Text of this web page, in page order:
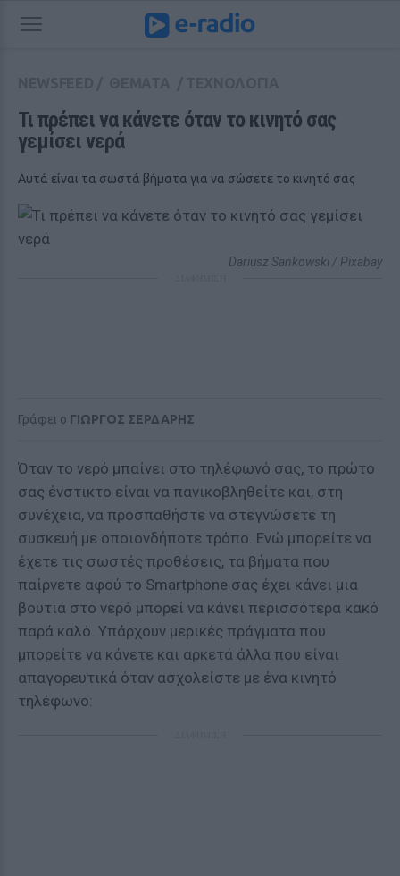
Τι πρέπει να κάνετε όταν το κινητό σας
γεμίσει νερά
Αυτά είναι τα σωστά βήματα για να σώσετε το κινητό σας
Dariusz Sankowski / Pixabay
Γράφει ο ΓΙΩΡΓΟΣ ΣΕΡΔΑΡΗΣ
Όταν το νερό μπαίνει στο τηλέφωνό σας, το πρώτο
σας ένστικτο είναι να πανικοβληθείτε και, στη
συνέχεια, να προσπαθήστε να στεγνώσετε τη
συσκευή με οποιονδήποτε τρόπο. Ενώ μπορείτε να
έχετε τις σωστές προθέσεις, τα βήματα που
παίρνετε αφού το Smartphone σας έχει κάνει μια
βουτιά στο νερό μπορεί να κάνει περισσότερα κακό
παρά καλό. Υπάρχουν μερικές πράγματα που
μπορείτε να κάνετε και αρκετά άλλα που είναι
απαγορευτικά όταν ασχολείστε με ένα κινητό
τηλέφωνο: